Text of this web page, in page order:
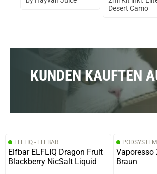
Desert Camo
KUNDEN KAUFTEN
ELFLIQ - ELFBAR
Elfbar ELFLIQ Dragon Fruit
Blackberry NicSalt Liquid
Vaporesso
Braun